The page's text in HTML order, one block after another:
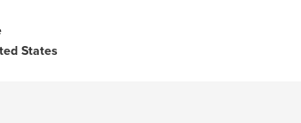
States